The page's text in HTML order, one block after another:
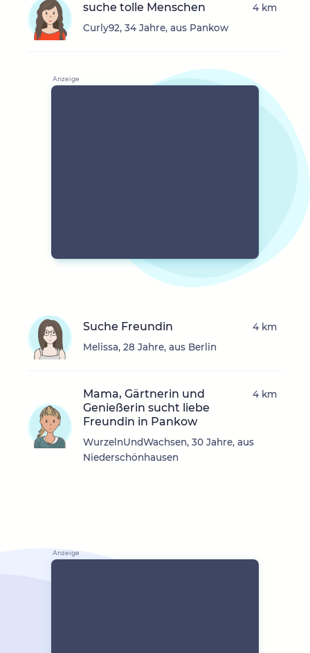
suche tolle Menschen
Curly92, 34 Jahre, aus Pankow
4 km
Suche Freundin
Melissa, 28 Jahre, aus Berlin
4 km
Mama, Gärtnerin und
Genießerin sucht liebe
Freundin in Pankow
WurzelnUndWachsen, 30 Jahre, aus
Niederschönhausen
4 km